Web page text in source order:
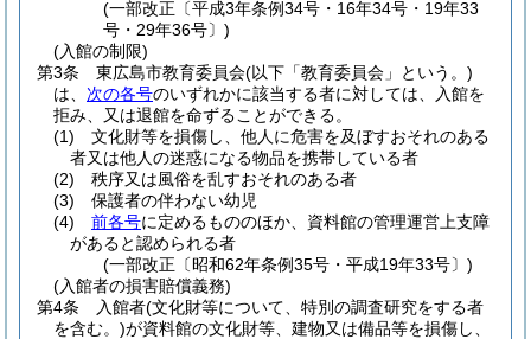
(一部改正〔平成3年条例34号・16年34号・19年33
号・29年36号〕)
(入館の制限)
第3条
東広島市教育委員会(以下「教育委員会」という。)
は、 次の各号のいずれかに該当する者に対しては、入館を
拒み、又は退館を命ずることができる。
(1)
文化財等を損傷し、他人に危害を及ぼすおそれのある
者又は他人の迷惑になる物品を携帯している者
(2)
秩序又は風俗を乱すおそれのある者
(3)
保護者の伴わない幼児
(4)
前各号に定めるもののほか、資料館の管理運営上支障
があると認められる者
(一部改正〔昭和62年条例35号・平成19年33号〕)
(入館者の損害賠償義務)
第4条
入館者(文化財等について、特別の調査研究をする者
を含む。)が資料館の文化財等、建物又は備品等を損傷し、